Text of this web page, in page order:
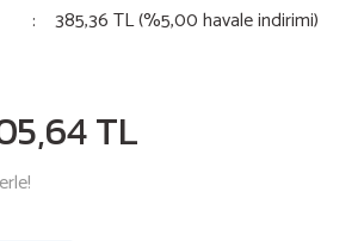
385,36 TL (%5,00 havale indirimi)
TL